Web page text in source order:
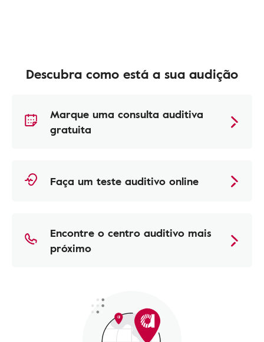
Descubra como está a sua audição
Marque uma consulta auditiva
gratuita
Faça um teste auditivo online
Encontre o centro auditivo mais
próximo